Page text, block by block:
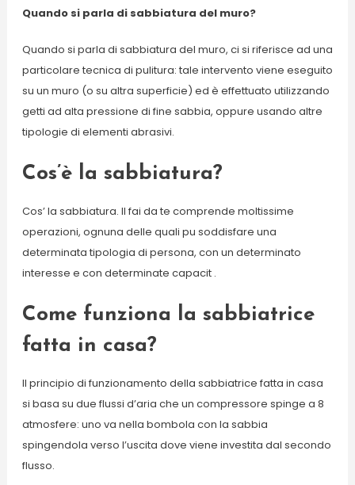
Quando si parla di sabbiatura del muro?
Quando si parla di sabbiatura del muro, ci si riferisce ad una
particolare tecnica di pulitura: tale intervento viene eseguito
su un muro (o su altra superficie) ed è effettuato utilizzando
getti ad alta pressione di fine sabbia, oppure usando altre
tipologie di elementi abrasivi.
Cos’è la sabbiatura?
Cos’ la sabbiatura. Il fai da te comprende moltissime
operazioni, ognuna delle quali pu soddisfare una
determinata tipologia di persona, con un determinato
interesse e con determinate capacit .
Come funziona la sabbiatrice
fatta in casa?
Il principio di funzionamento della sabbiatrice fatta in casa
si basa su due flussi d’aria che un compressore spinge a 8
atmosfere: uno va nella bombola con la sabbia
spingendola verso l’uscita dove viene investita dal secondo
flusso.